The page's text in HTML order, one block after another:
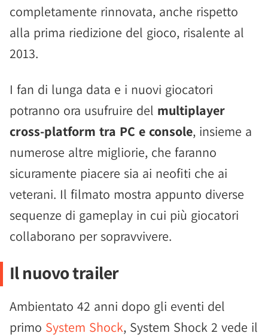
completamente rinnovata, anche rispetto
alla prima riedizione del gioco, risalente al
2013.
I fan di lunga data e i nuovi giocatori
potranno ora usufruire del multiplayer
cross-platform tra PC e console, insieme a
numerose altre migliorie, che faranno
sicuramente piacere sia ai neofiti che ai
veterani. Il filmato mostra appunto diverse
sequenze di gameplay in cui più giocatori
collaborano per sopravvivere.
Il nuovo trailer
Ambientato 42 anni dopo gli eventi del
primo System Shock, System Shock 2 vede il